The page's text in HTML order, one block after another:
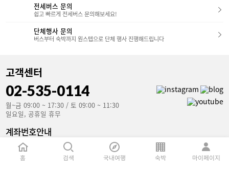
전세버스 문의
쉽고 빠르게 전세버스 문의해보세요!
단체행사 문의
버스부터 숙박까지 원스텝으로 단체 행사 진행해드립니다
고객센터
02-535-0114
월~금 09:00 ~ 17:30 / 토 09:00 ~ 11:30
일요일, 공휴일 휴무
계좌번호안내
국민은행(예금주 : 가고파여행)
853801-04-106907
홈 검색 국내여행 숙박 마이페이지